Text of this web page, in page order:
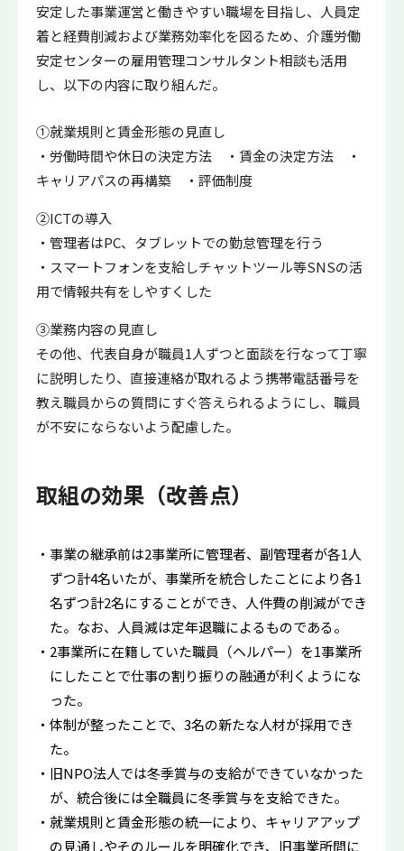
安定した事業運営と働きやすい職場を目指し、人員定
着と経費削減および業務効率化を図るため、介護労働
安定センターの雇用管理コンサルタント相談も活用
し、以下の内容に取り組んだ。
①就業規則と賃金形態の見直し
・労働時間や休日の決定方法 ・賃金の決定方法 ・
キャリアパスの再構築 ・評価制度
②ICTの導入
・管理者はPC、タブレットでの勤怠管理を行う
・スマートフォンを支給しチャットツール等SNSの活
用で情報共有をしやすくした
③業務内容の見直し
その他、代表自身が職員1人ずつと面談を行なって丁寧
に説明したり、直接連絡が取れるよう携帯電話番号を
教え職員からの質問にすぐ答えられるようにし、職員
が不安にならないよう配慮した。
取組の効果（改善点）
事業の継承前は2事業所に管理者、副管理者が各1人
ずつ計4名いたが、事業所を統合したことにより各1
名ずつ計2名にすることができ、人件費の削減ができ
た。なお、人員減は定年退職によるものである。
2事業所に在籍していた職員（ヘルパー）を1事業所
にしたことで仕事の割り振りの融通が利くようにな
った。
体制が整ったことで、3名の新たな人材が採用でき
た。
旧NPO法人では冬季賞与の支給ができていなかった
が、統合後には全職員に冬季賞与を支給できた。
就業規則と賃金形態の統一により、キャリアアップ
の見通しやそのルールを明確化でき、旧事業所間に